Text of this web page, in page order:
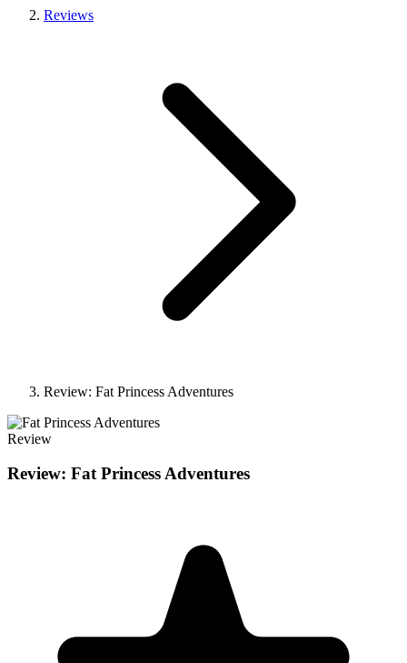
Reviews
Review: Fat Princess Adventures
Review
Review: Fat Princess Adventures